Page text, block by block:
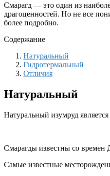
Смарагд — это один из
драгоценностей. Но не все
более подробно.
Содержание
Натуральный
Гидротермальный
Отличия
Натуральный
Натуральный изумруд
Смарагды известны со времен
Самые известные